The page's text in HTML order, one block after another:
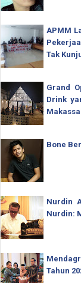
APMM
Tak
Grand
Drink
Bone
Nurdin
Nurdin:
Tahun